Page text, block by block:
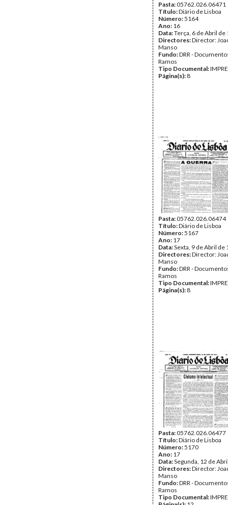
Pasta:05762.026.06471
Título:Diário de Lisboa
Número:5164
Ano: 16
Data:Terça, 6 de Abril de
Directores:Director:
Manso
Fundo:DRR -
Ramos
Tipo Documental:
Página(s): 8
Pasta:05762.026.06474
Título:Diário de Lisboa
Número:5167
Ano: 17
Data:Sexta, 9 de Abril de
Directores:Director:
Manso
Fundo:DRR -
Ramos
Tipo Documental:
Página(s): 8
Pasta:05762.026.06477
Título:Diário de Lisboa
Número:5170
Ano: 17
Data:Segunda, 12 de
Directores:Director:
Manso
Fundo:DRR -
Ramos
Tipo Documental: